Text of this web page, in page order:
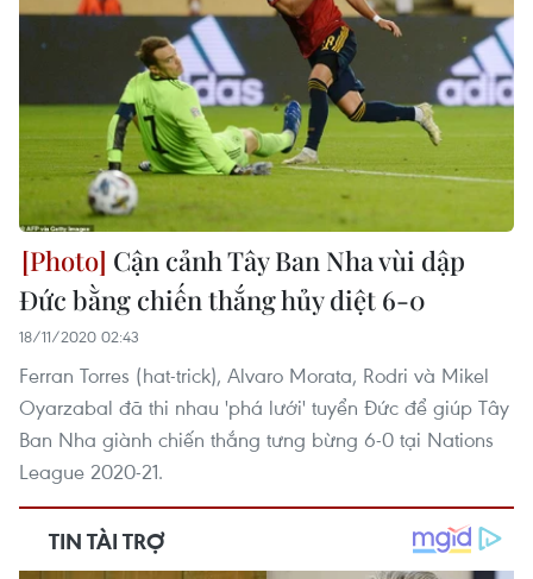
Cận cảnh Tây Ban Nha vùi dập
Đức bằng chiến thắng hủy diệt 6-0
18/11/2020 02:43
Ferran Torres (hat-trick), Alvaro Morata, Rodri và Mikel
Oyarzabal đã thi nhau 'phá lưới' tuyển Đức để giúp Tây
Ban Nha giành chiến thắng tưng bừng 6-0 tại Nations
League 2020-21.